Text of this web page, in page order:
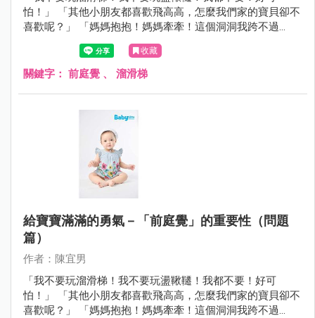
怕！」 「其他小朋友都喜歡飛高高，怎麼我們家的寶貝卻不
喜歡呢？」 「媽媽抱抱！媽媽牽牽！這個洞洞我跨不過
調」的相關問題。 這一期，我們將來分享如何培養寶寶的
「前庭覺」。
收藏
關鍵字： 前庭覺 、 溜滑梯
給寶寶滿滿的勇氣－「前庭覺」的重要性（問題
篇）
作者：陳宜男
「我不要玩溜滑梯！我不要玩盪鞦韆！我都不要！好可
怕！」 「其他小朋友都喜歡飛高高，怎麼我們家的寶貝卻不
喜歡呢？」 「媽媽抱抱！媽媽牽牽！這個洞洞我跨不過